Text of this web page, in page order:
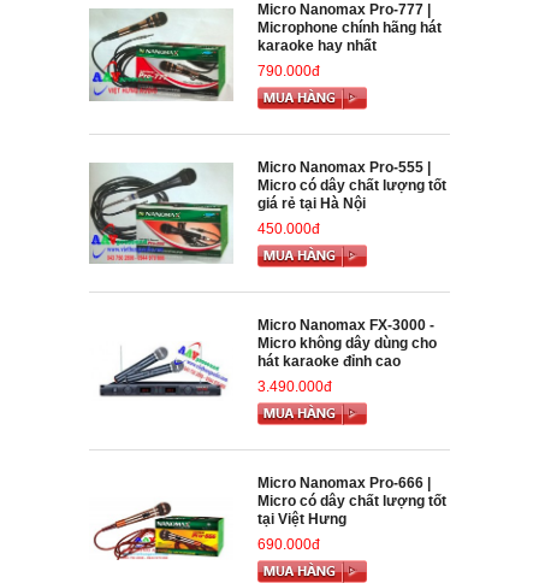
Micro Nanomax Pro-777 |
Microphone chính hãng hát
karaoke hay nhất
790.000đ
Micro Nanomax Pro-555 |
Micro có dây chất lượng tốt
giá rẻ tại Hà Nội
450.000đ
Micro Nanomax FX-3000 -
Micro không dây dùng cho
hát karaoke đỉnh cao
3.490.000đ
Micro Nanomax Pro-666 |
Micro có dây chất lượng tốt
tại Việt Hưng
690.000đ